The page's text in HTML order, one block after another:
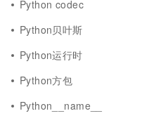
Python codec
Python贝叶斯
Python运行时
Python方包
Python__name__